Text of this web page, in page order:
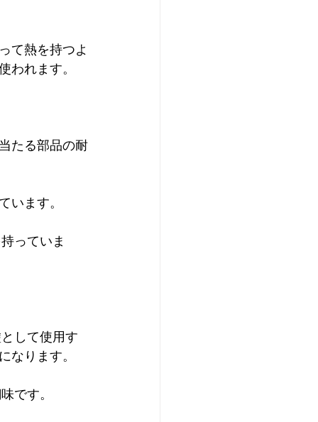
て熱を持つよ
われます。
たる部品の耐
います。
なります。
です。